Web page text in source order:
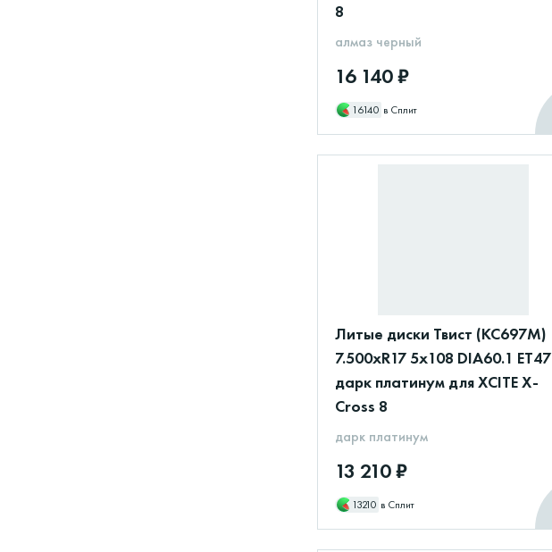
8
алмаз черный
16 140 ₽
16140 в Сплит
Литые диски Твист (КС697М)
7.500xR17 5x108 DIA60.1 ET47
дарк платинум для XCITE X-
Cross 8
дарк платинум
13 210 ₽
13210 в Сплит